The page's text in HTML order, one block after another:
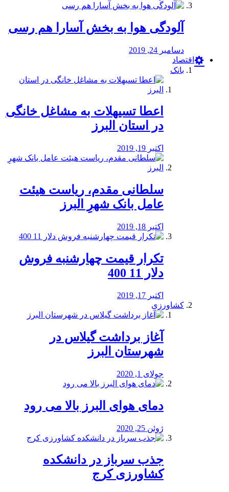
آلودگی هوا به بخش آسارا هم رسی
دسامبر 24, 2019
اقتصاد
بانک
️اعطا تسیهلات به مشاغل خانگی
در استان البرز
اکتبر 19, 2019
سلطانی مقدم، ریاست هیئت
عامل بانک شهرِ البرز
اکتبر 18, 2019
تکرار قیمت چهارشنبه فروش
دلار 11 400
اکتبر 17, 2019
کشاورزی
آغاز برداشت گیلاس در
شهرستان البرز
جولای 1, 2020
دمای هوای البرز بالا می رود
ژوئن 25, 2020
جذب سرباز در دانشکده
کشاورزی کرج